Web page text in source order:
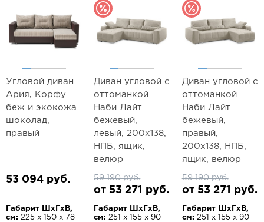
Угловой диван
Ария, Корфу
беж и экокожа
шоколад,
правый
53 094 руб.
Габарит ШхГхВ,
см: 225 х 150 х 78
Диван угловой с
оттоманкой
Наби Лайт
бежевый,
левый, 200х138,
НПБ, ящик,
велюр
59 190 руб.
от 53 271 руб.
Габарит ШхГхВ,
см: 251 х 155 х 90
Диван угловой с
оттоманкой
Наби Лайт
бежевый,
правый,
200х138, НПБ,
ящик, велюр
59 190 руб.
от 53 271 руб.
Габарит ШхГхВ,
см: 251 х 155 х 90